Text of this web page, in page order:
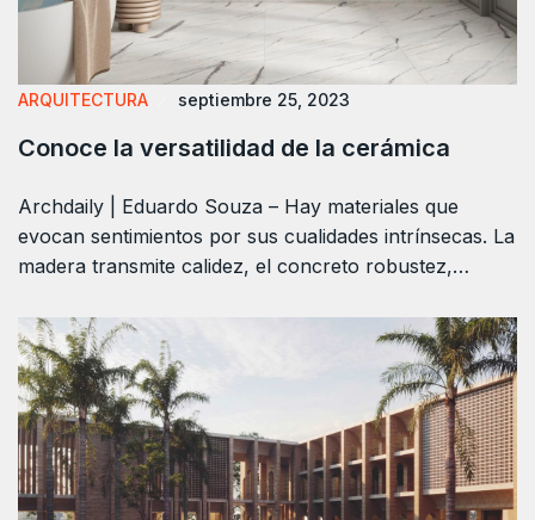
ARQUITECTURA septiembre 25, 2023
Conoce la versatilidad de la cerámica
Archdaily | Eduardo Souza – Hay materiales que
evocan sentimientos por sus cualidades intrínsecas. La
madera transmite calidez, el concreto robustez,…